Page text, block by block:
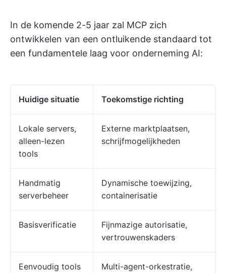
In de komende 2-5 jaar zal MCP zich
ontwikkelen van een ontluikende standaard tot
een fundamentele laag voor onderneming AI:
Huidige situatie Toekomstige richting
Lokale servers,
alleen-lezen
tools
Externe marktplaatsen,
schrijfmogelijkheden
Handmatig
serverbeheer
Dynamische toewijzing,
containerisatie
Basisverificatie
Fijnmazige autorisatie,
vertrouwenskaders
Eenvoudig tools
Multi-agent-orkestratie,